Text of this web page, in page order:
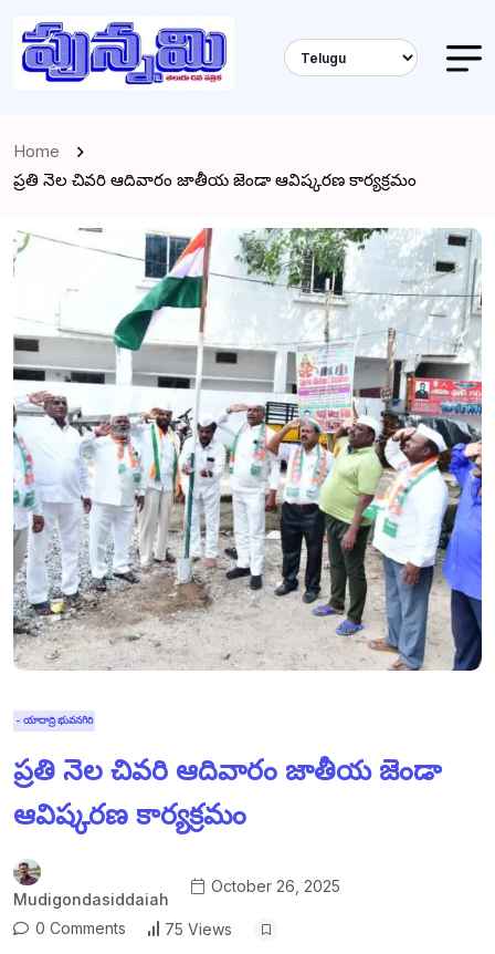
Home
ప్రతి నెల చివరి ఆదివారం జాతీయ జెండా ఆవిష్కరణ కార్యక్రమం
- యాదాద్రి భువనగిరి
ప్రతి నెల చివరి ఆదివారం జాతీయ జెండా
ఆవిష్కరణ కార్యక్రమం
Mudigondasiddaiah
October 26, 2025
0 Comments 75 Views